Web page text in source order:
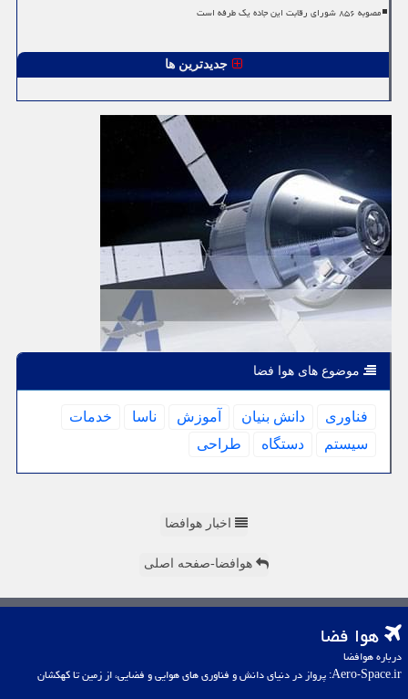
مصوبه ۸۵۶ شورای رقابت این جاده یک طرفه است
جدیدترین ها
موضوع های هوا فضا
فناوری دانش بنیان آموزش ناسا
خدمات
سیستم
دستگاه طراحی
اخبار هوافضا
هوافضا-صفحه اصلی
هوا فضا
درباره هوافضا
Aero-Space.ir: پرواز در دنیای دانش و فناوری های هوایی و فضایی، از زمین تا کهکشان